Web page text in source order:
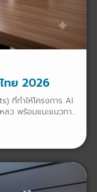
ทย 2026
ที่ทำให้โครงการ AI
ลว พร้อมแนะแนวทา...